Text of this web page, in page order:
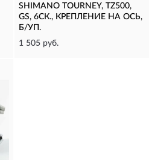
SHIMANO TOURNEY, TZ500,
GS, 6СК., КРЕПЛЕНИЕ НА ОСЬ,
Б/УП.
1 505 руб.